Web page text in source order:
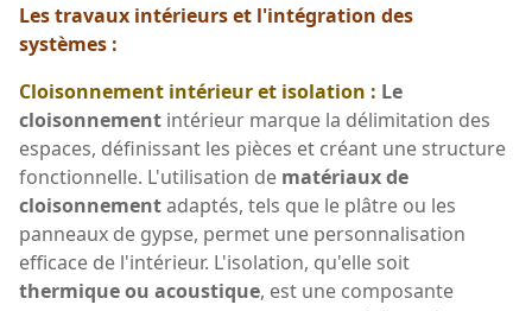
Les travaux intérieurs et l'intégration des
systèmes :
Cloisonnement intérieur et isolation : Le
cloisonnement intérieur marque la délimitation des
espaces, définissant les pièces et créant une structure
fonctionnelle. L'utilisation de matériaux de
cloisonnementadaptés, tels que le plâtre ou les
panneaux de gypse, permet une personnalisation
efficace de l'intérieur. L'isolation, qu'elle soit
thermique ou acoustique, est une composante